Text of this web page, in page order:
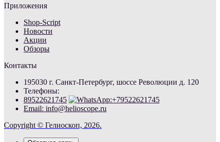
Приложения
Shop-Script
Новости
Акции
Обзоры
Контакты
195030 г. Санкт-Петербург, шоссе Революции д. 120
Телефоны:
89522621745
Email: info@helioscope.ru
Copyright © Гелиоскоп, 2026.